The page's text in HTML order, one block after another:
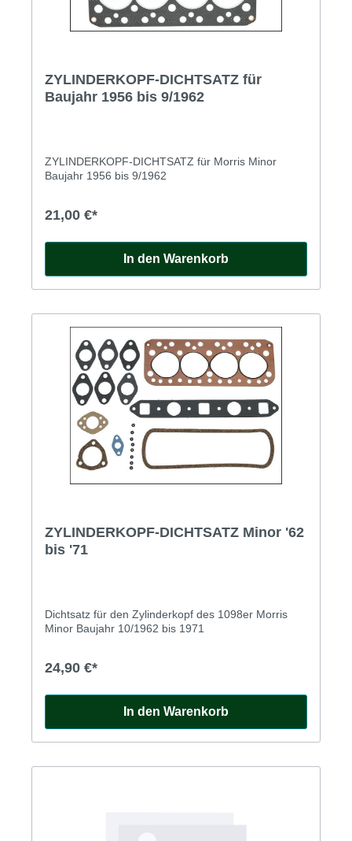
ZYLINDERKOPF-DICHTSATZ für
Baujahr 1956 bis 9/1962
ZYLINDERKOPF-DICHTSATZ für Morris Minor
Baujahr 1956 bis 9/1962
21,00 €*
In den Warenkorb
ZYLINDERKOPF-DICHTSATZ Minor '62
bis '71
Dichtsatz für den Zylinderkopf des 1098er Morris
Minor Baujahr 10/1962 bis 1971
24,90 €*
In den Warenkorb